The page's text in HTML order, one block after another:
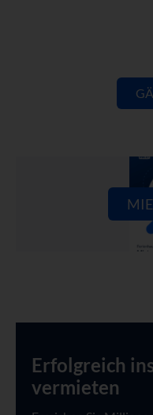
Erfolgreich
vermieten